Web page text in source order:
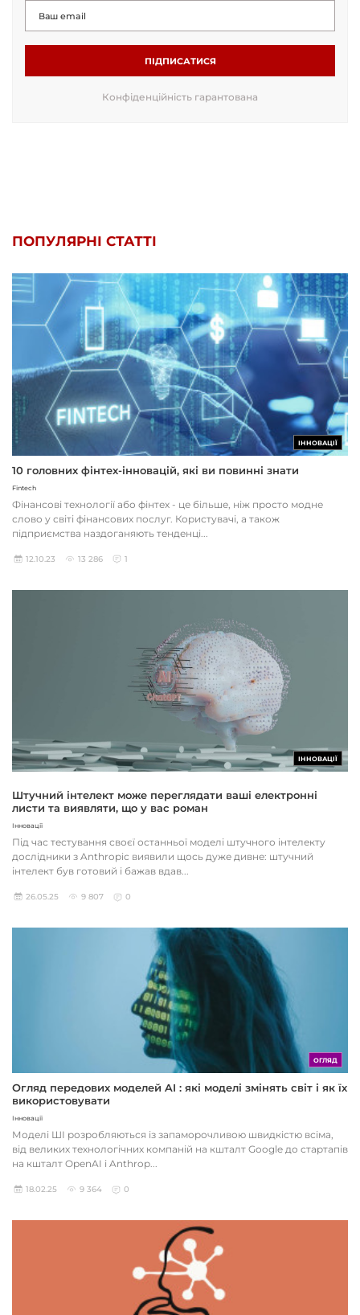
ПІДПИСАТИСЯ
Конфіденційність гарантована
ПОПУЛЯРНІ СТАТТІ
ІННОВАЦІЇ
10 головних фінтех-інновацій, які ви повинні знати
Fintech
Фінансові технології або фінтех - це більше, ніж просто модне
слово у світі фінансових послуг. Користувачі, а також
підприємства наздоганяють тенденці...
12.10.23 13 286 1
ІННОВАЦІЇ
Штучний інтелект може переглядати ваші електронні
листи та виявляти, що у вас роман
Інновації
Під час тестування своєї останньої моделі штучного інтелекту
дослідники з Anthropic виявили щось дуже дивне: штучний
інтелект був готовий і бажав вдав...
26.05.25 9 807 0
ОГЛЯД
Огляд передових моделей AI : які моделі змінять світ і як їх
використовувати
Інновації
Моделі ШІ розробляються із запаморочливою швидкістю всіма,
від великих технологічних компаній на кшталт Google до стартапів
на кшталт OpenAI і Anthrop...
18.02.25 9 364 0